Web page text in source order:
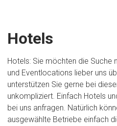
Hotels
Hotels: Sie möchten die Suche
und Eventlocations lieber uns
unterstützen Sie gerne bei
unkompliziert. Einfach Hotels
bei uns anfragen. Natürlich
ausgewählte Betriebe einfach